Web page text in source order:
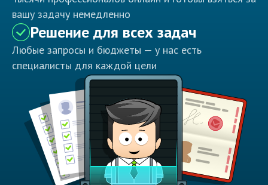
вашу задачу немедленно
Решение для всех задач
Любые запросы и бюджеты — у нас есть
специалисты для каждой цели